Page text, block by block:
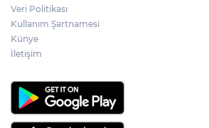
Veri Politikası
Kullanım Şartnamesi
Künye
İletişim